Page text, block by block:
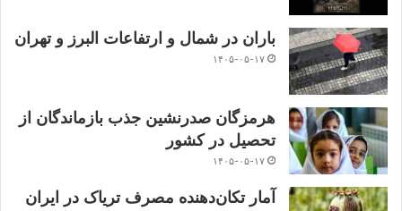
باران در شمال و ارتفاعات البرز و تهران
۱۴۰۵-۰۵-۱۷
هرمزگان صدرنشین جذب بازماندگان از
تحصیل در کشور
۱۴۰۵-۰۵-۱۷
آمار تکان‌دهنده مصرف تریاک در ایران